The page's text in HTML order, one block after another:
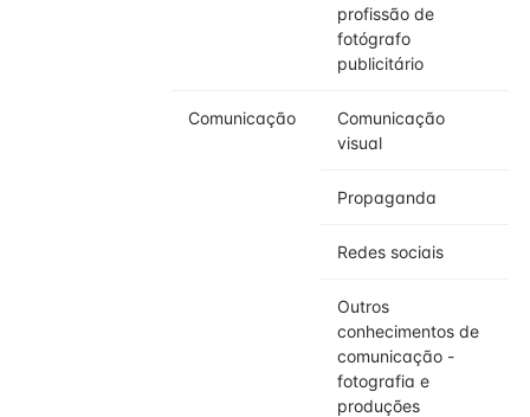
profissão de
fotógrafo
publicitário
Comunicação
Comunicação
visual
Propaganda
Redes sociais
Outros
conhecimentos de
comunicação -
fotografia e
produções